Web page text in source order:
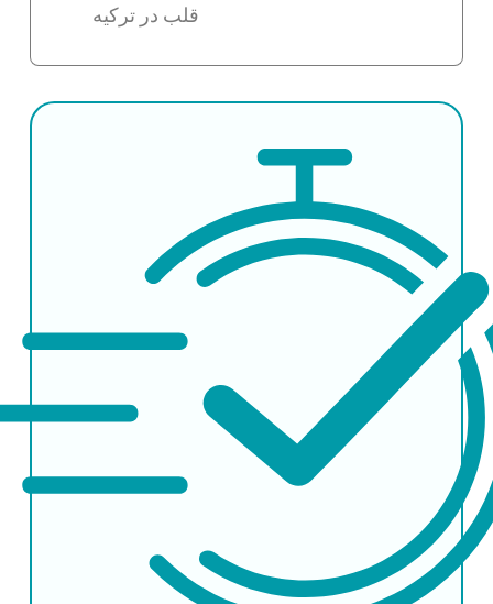
قلب در ترکیه